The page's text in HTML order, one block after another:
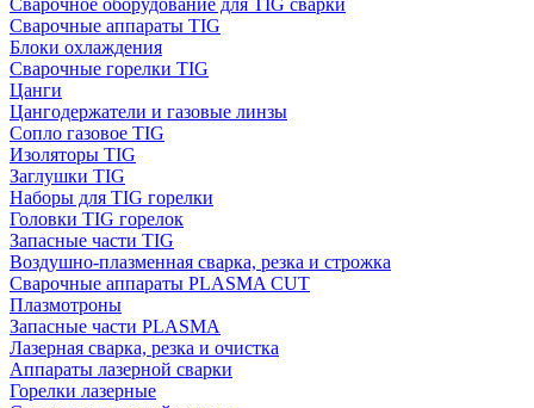
Сварочное оборудование для TIG сварки
Сварочные аппараты TIG
Блоки охлаждения
Сварочные горелки TIG
Цанги
Цангодержатели и газовые линзы
Сопло газовое TIG
Изоляторы TIG
Заглушки TIG
Наборы для TIG горелки
Головки TIG горелок
Запасные части TIG
Воздушно-плазменная сварка, резка и строжка
Сварочные аппараты PLASMA CUT
Плазмотроны
Запасные части PLASMA
Лазерная сварка, резка и очистка
Аппараты лазерной сварки
Горелки лазерные